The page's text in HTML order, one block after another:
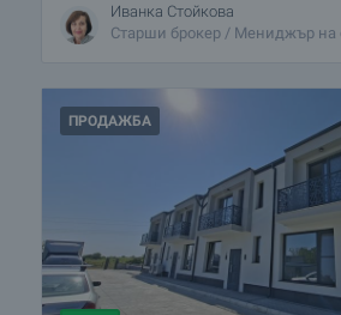
Иванка Стойкова
Старши брокер / Мениджър на
ПРОДАЖБА